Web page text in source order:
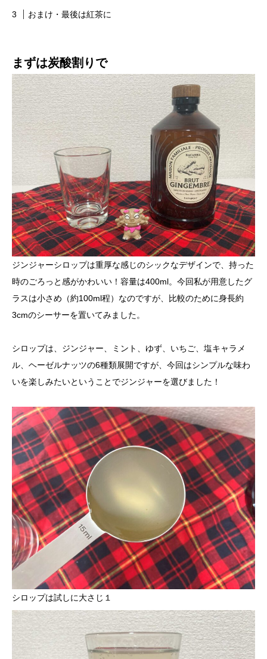
おまけ・最後は紅茶に
まずは炭酸割りで
ジンジャーシロップは重厚な感じのシックなデザインで、持った
時のごろっと感がかわいい！容量は400ml。今回私が用意したグ
ラスは小さめ（約100ml程）なのですが、比較のために身長約
3cmのシーサーを置いてみました。
シロップは、ジンジャー、ミント、ゆず、いちご、塩キャラメ
ル、ヘーゼルナッツの6種類展開ですが、今回はシンプルな味わ
いを楽しみたいということでジンジャーを選びました！
シロップは試しに大さじ１